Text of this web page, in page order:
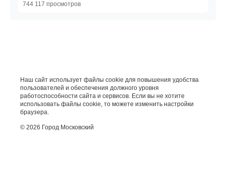
744 117 просмотров
Наш сайт использует файлы cookie для повышения удобства
пользователей и обеспечения должного уровня
работоспособности сайта и сервисов. Если вы не хотите
использовать файлы cookie, то можете изменить настройки
браузера.
© 2026 Город Московский